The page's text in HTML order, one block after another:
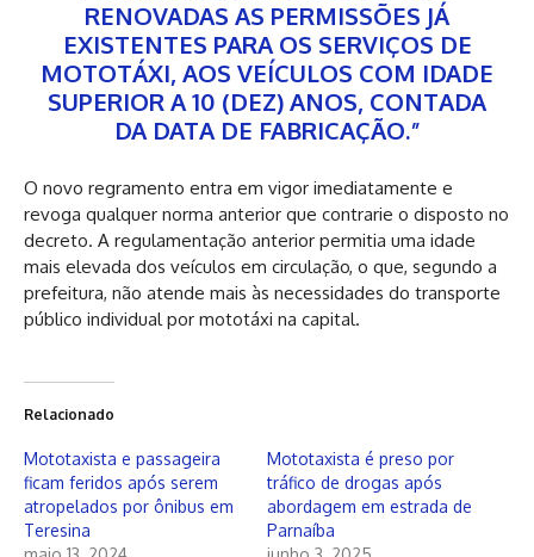
RENOVADAS AS PERMISSÕES JÁ
EXISTENTES PARA OS SERVIÇOS DE
MOTOTÁXI, AOS VEÍCULOS COM IDADE
SUPERIOR A 10 (DEZ) ANOS, CONTADA
DA DATA DE FABRICAÇÃO.”
O novo regramento entra em vigor imediatamente e
revoga qualquer norma anterior que contrarie o disposto no
decreto. A regulamentação anterior permitia uma idade
mais elevada dos veículos em circulação, o que, segundo a
prefeitura, não atende mais às necessidades do transporte
público individual por mototáxi na capital.
Relacionado
Mototaxista e passageira
ficam feridos após serem
atropelados por ônibus em
Teresina
Mototaxista é preso por
tráfico de drogas após
abordagem em estrada de
Parnaíba